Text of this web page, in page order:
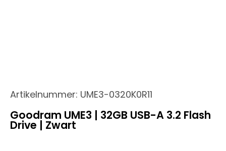
Artikelnummer: UME3-0320K0R11
Goodram UME3 | 32GB USB-A 3.2 Flash
Drive | Zwart